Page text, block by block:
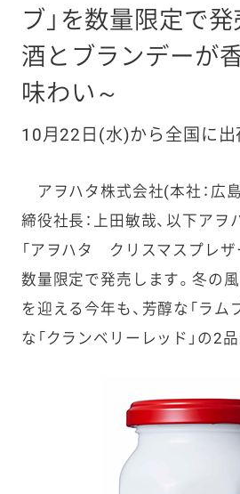
ブ」を数量限定で発
酒とブランデーが
味わい～
10月22日(水)から全国に出
アヲハタ株式会社(本社：広
締役社長：上田敏哉、以下アヲ
「アヲハタ クリスマスプレザ
数量限定で発売します。冬の
を迎える今年も、芳醇な「ラム
な「クランベリーレッド」の2